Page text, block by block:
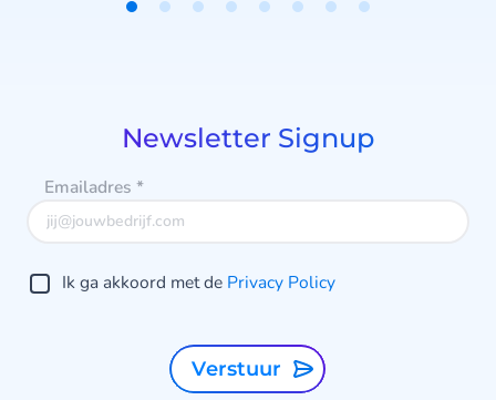
Newsletter Signup
Emailadres *
Ik ga akkoord met de Privacy Policy
Verstuur